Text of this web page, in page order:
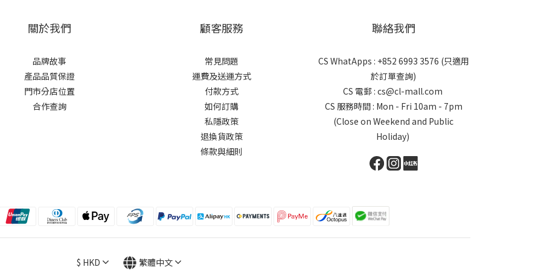
關於我們
品牌故事
產品品質保證
門市分店位置
合作查詢
顧客服務
常見問題
運費及送運方式
付款方式
如何訂購
私隱政策
退換貨政策
條款與細則
聯絡我們
CS WhatApps : +852 6993 3576 (只適用
於訂單查詢)
CS 電郵 : cs@cl-mall.com
CS 服務時間 : Mon - Fri 10am - 7pm
(Close on Weekend and Public
Holiday)
$ HKD 繁體中文